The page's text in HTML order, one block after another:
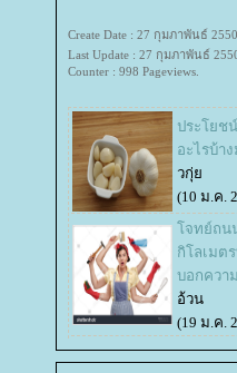
Create Date : 27 กุมภาพันธ์ 2550
Last Update : 27 กุมภาพันธ์
Counter : 998 Pageviews.
ประโยช
อะไรบ้า
วกุ่
(10 ม.ค.
จทย์ถน
กิโลเมต
บอกควา
อ้วน
(19 ม.ค.